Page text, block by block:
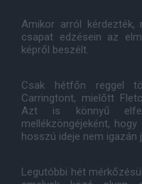
Amikor arról
csapat edzésein az
képről beszélt.
Csak hétfőn reggel
Carringtont, mielőtt
Azt is könnyű
mellékzöngéjeként,
hosszú ideje nem igazán
Legutóbbi hét